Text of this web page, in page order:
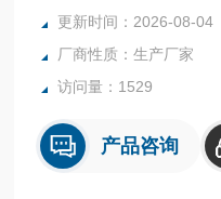
更新时间：2026-08-04
厂商性质：生产厂家
访问量：1529
产品咨询